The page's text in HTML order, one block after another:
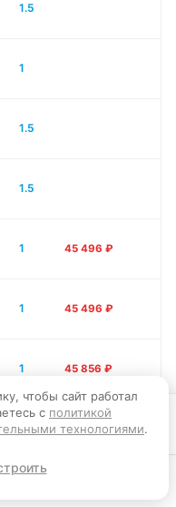
1.5
1
1.5
1.5
1 45 496 ₽
1 45 496 ₽
1 45 856 ₽
1 45 946₽
чтобы сайт работал
с политикой
технологиями.